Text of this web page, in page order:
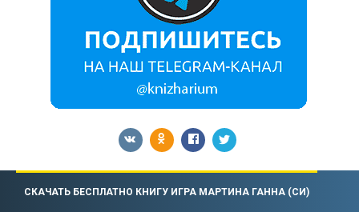
СКАЧАТЬ БЕСПЛАТНО КНИГУ ИГРА МАРТИНА ГАННА (СИ)